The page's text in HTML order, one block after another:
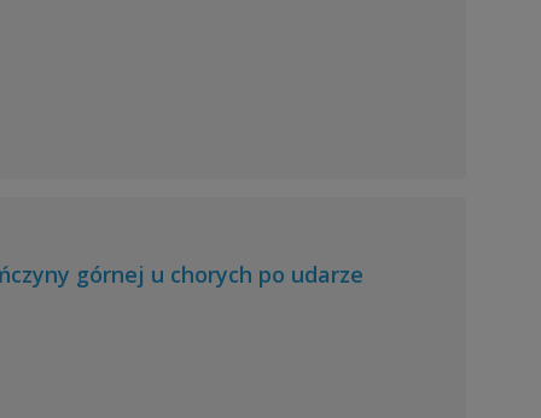
górnej u chorych po udarze